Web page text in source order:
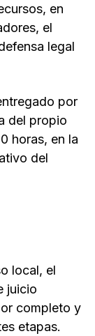
en
el
legal
por
del propio
horas, en la
del
local, el
juicio
completo y
etapas.